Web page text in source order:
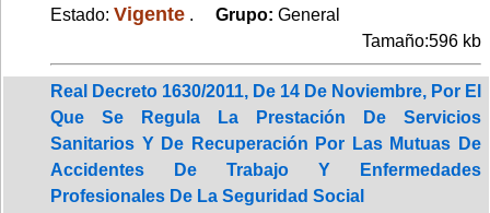
Estado: Vigente . Grupo: General
Tamaño:596 kb
Real Decreto 1630/2011, De 14 De Noviembre, Por El
Que Se Regula La Prestación De Servicios
Sanitarios Y De Recuperación Por Las Mutuas De
Accidentes De Trabajo Y Enfermedades
Profesionales De La Seguridad Social